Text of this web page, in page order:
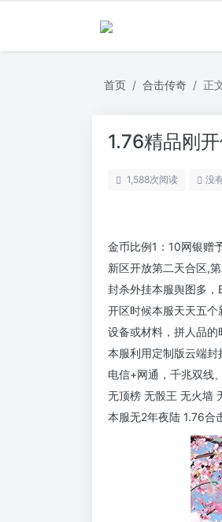
首页 合击传奇 正
1.76精品刚
1,588次阅读 没
金币比例1：10网银赠
新区开放第二天合区,
封杀外挂本服舆图多
开区时候本服天天五
设备或材料，拼人品的
本服利用定制版云端
电信+网通，千兆双线
无顶榜 无骰王 无火墙
本服无2年夜陆 1.76合